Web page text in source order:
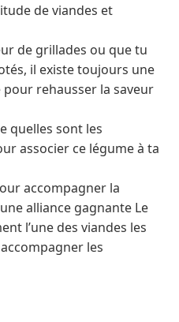
de viandes et
de grillades ou que tu
il existe toujours une
rehausser la saveur
quelles sont les
associer ce légume à ta
accompagner la
alliance gagnante Le
l’une des viandes les
les